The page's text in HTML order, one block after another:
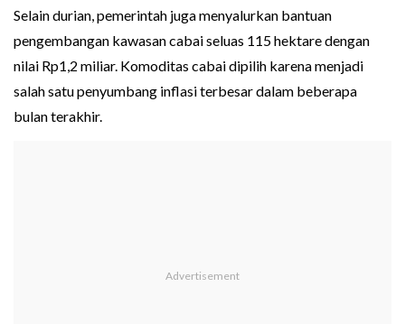
Selain durian, pemerintah juga menyalurkan bantuan
pengembangan kawasan cabai seluas 115 hektare dengan
nilai Rp1,2 miliar. Komoditas cabai dipilih karena menjadi
salah satu penyumbang inflasi terbesar dalam beberapa
bulan terakhir.